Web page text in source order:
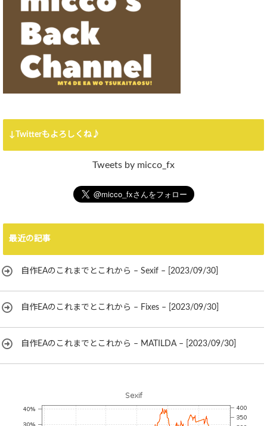
↓Twitterもよろしくね♪
Tweets by micco_fx
最近の記事
自作EAのこれまでとこれから – Sexif – [2023/09/30]
自作EAのこれまでとこれから – Fixes – [2023/09/30]
自作EAのこれまでとこれから – MATILDA – [2023/09/30]